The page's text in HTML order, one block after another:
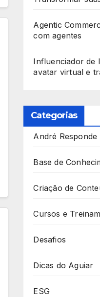
Agentic
com agentes
Influenciador de
avatar virtual e
Categorias
André Responde
Base de
Criação de
Cursos e
Desafios
Dicas do Aguiar
ESG